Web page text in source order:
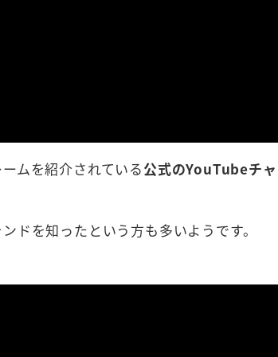
ムを紹介されている公式のYouTubeチ
ドを知ったという方も多いようです。